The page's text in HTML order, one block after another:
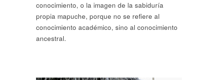
conocimiento, o la imagen de la sabiduría
propia mapuche, porque no se refiere al
conocimiento académico, sino al conocimiento
ancestral.